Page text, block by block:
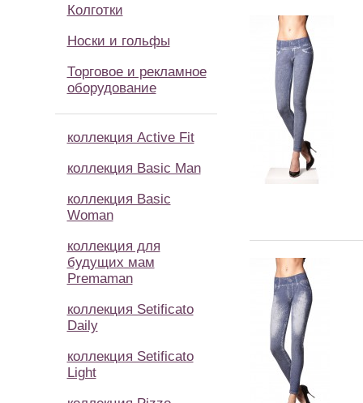
Колготки
Носки и гольфы
Торговое и рекламное
оборудование
коллекция Active Fit
коллекция Basic Man
коллекция Basic
Woman
коллекция для
будущих мам
Premaman
коллекция Setificato
Daily
коллекция Setificato
Light